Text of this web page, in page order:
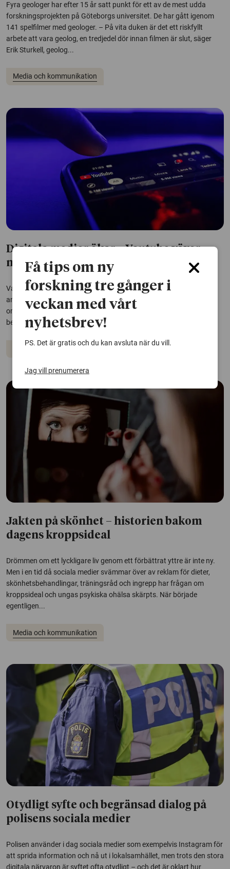
Fyra geologer har efter 15 år satt punkt för ett av de mest udda
forskningsprojekten på Göteborgs universitet. De har gått igenom
141 spelfilmer med geologer. – På vita duken är det ett riskfyllt
arbete att vara geolog, en tredjedel dör innan filmen är slut, säger
Erik Sturkell, geolog...
Media och kommunikation
Digitala medier ökar – Youtube växer
mest
Varje dag tittat mer än hälften av svenska befolkningen på den
amerikanska videodelningstjänsten Youtube, som därmed har gått
om traditionell tv i popularitet. Samtidigt ökar andelen hushåll som
betalar för strömningstjänster.
Media och kommunikation
Jakten på skönhet – historien bakom
dagens kroppsideal
Drömmen om ett lyckligare liv genom ett förbättrat yttre är inte ny.
Men i en tid då sociala medier svämmar över av reklam för dieter,
skönhetsbehandlingar, träningsråd och ingrepp har frågan om
kroppsideal och ungas psykiska ohälsa skärpts. När började
egentligen...
Media och kommunikation
Otydligt syfte och begränsad dialog på
polisens sociala medier
Polisen använder i dag sociala medier som exempelvis Instagram för
att sprida information och nå ut i lokalsamhället, men trots den stora
digitala närvaron är syftet ofta otydligt – och det är oklart hur
Få tips om ny
forskning tre gånger i
veckan med vårt
nyhetsbrev!
PS. Det är gratis och du kan avsluta när du vill.
Jag vill prenumerera